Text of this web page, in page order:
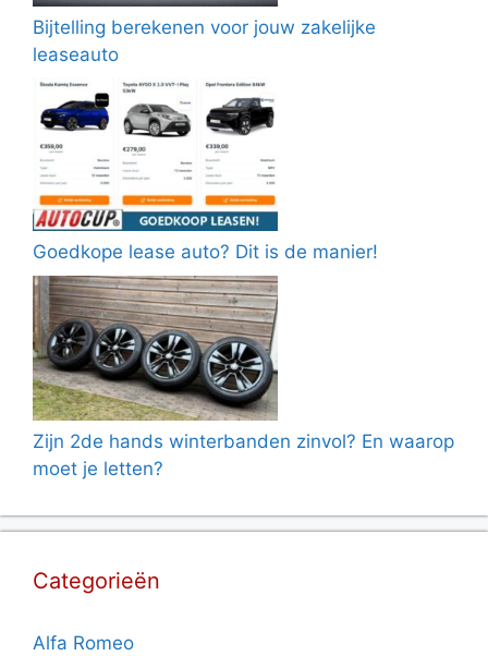
Bijtelling berekenen voor jouw zakelijke
leaseauto
Goedkope lease auto? Dit is de manier!
Zijn 2de hands winterbanden zinvol? En waarop
moet je letten?
Categorieën
Alfa Romeo